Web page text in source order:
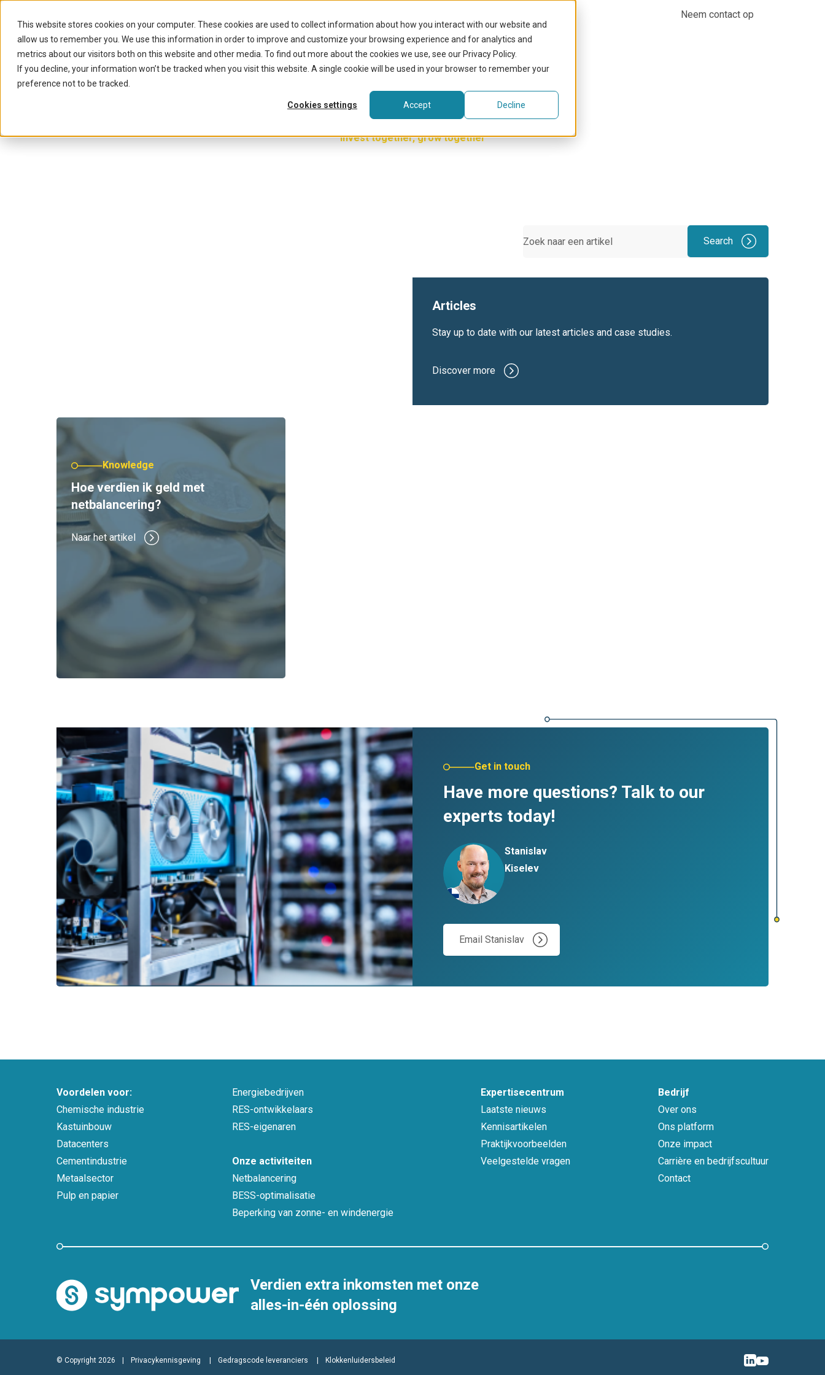
This website stores cookies on your computer. These cookies are used to collect information about how you interact with our website and
allow us to remember you. We use this information in order to improve and customize your browsing experience and for analytics and
metrics about our visitors both on this website and other media. To find out more about the cookies we use, see our Privacy Policy.
If you decline, your information won’t be tracked when you visit this website. A single cookie will be used in your browser to remember your
preference not to be tracked.
Cookies settings Accept Decline
Neem contact op
Knowledge center
Invest together, grow together
Search
Articles
Stay up to date with our latest articles and case studies.
Discover more
Knowledge
Hoe verdien ik geld met
netbalancering?
Naar het artikel
Get in touch
Have more questions? Talk to our
experts today!
Stanislav
Kiselev
Email Stanislav
Voordelen voor:
Chemische industrie
Kastuinbouw
Datacenters
Cementindustrie
Metaalsector
Pulp en papier
Energiebedrijven
RES-ontwikkelaars
RES-eigenaren
Onze activiteiten
Netbalancering
BESS-optimalisatie
Beperking van zonne- en windenergie
Expertisecentrum
Laatste nieuws
Kennisartikelen
Praktijkvoorbeelden
Veelgestelde vragen
Bedrijf
Over ons
Ons platform
Onze impact
Carrière en bedrijfscultuur
Contact
Verdien extra inkomsten met onze
alles-in-één oplossing
© Copyright 2026 Privacykennisgeving Gedragscode leveranciers Klokkenluidersbeleid